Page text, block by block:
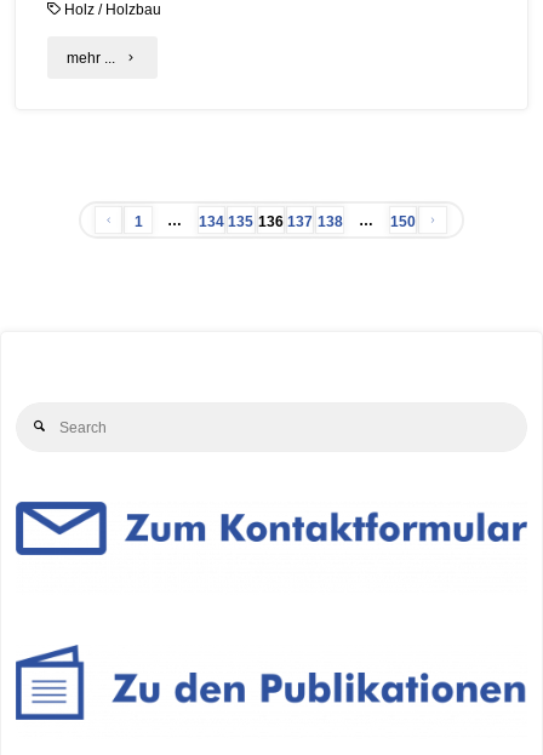
Holz / Holzbau
mehr ... "Holzmassivbau"
1 … 134 135 136 137 138 … 150
Search